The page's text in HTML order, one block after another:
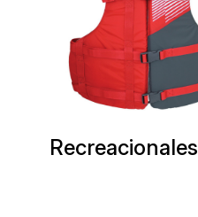
Recreacionales